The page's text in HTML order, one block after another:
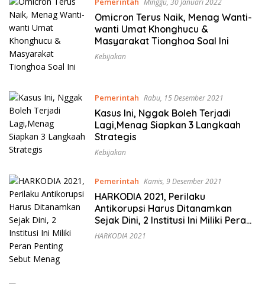
Minggu, 30 Januari 2022
Omicron Terus Naik, Menag Wanti-
wanti Umat Khonghucu &
Masyarakat Tionghoa Soal Ini
Kebijakan
Pemerintah Rabu, 15 Desember 2021
Kasus Ini, Nggak Boleh Terjadi
Lagi,Menag Siapkan 3 Langkaah
Strategis
Kebijakan
Pemerintah Kamis, 9 Desember 2021
HARKODIA 2021, Perilaku
Antikorupsi Harus Ditanamkan
Sejak Dini, 2 Institusi Ini Miliki Peran
Penting Sebut Menag
HARKODIA 2021